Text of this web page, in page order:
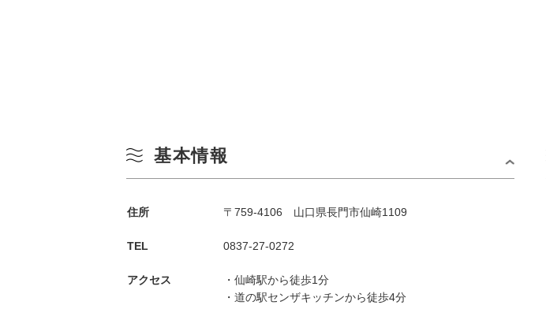
基本情報
住所 〒759-4106 山口県長門市仙崎1109
TEL 0837-27-0272
アクセス
・仙崎駅から徒歩1分
・道の駅センザキッチンから徒歩4分